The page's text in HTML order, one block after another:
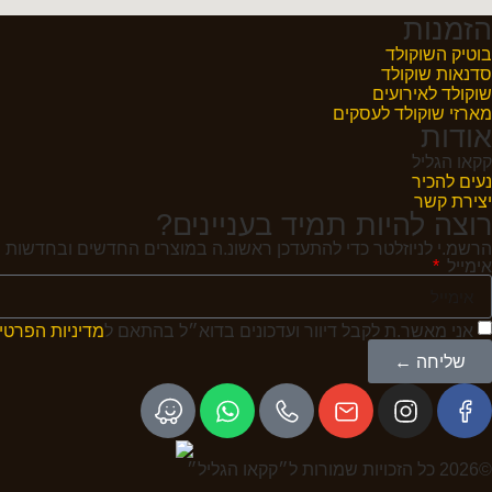
הזמנות
בוטיק השוקולד
סדנאות שוקולד
שוקולד לאירועים
מארזי שוקולד לעסקים
אודות
קקאו הגליל
נעים להכיר
יצירת קשר
רוצה להיות תמיד בעניינים?
הרשמ.י לניוזלטר כדי להתעדכן ראשונ.ה במוצרים החדשים ובחדשות
אימייל
אני מאשר.ת לקבל דיוור ועדכונים בדוא״ל בהתאם למדיניות
שליחה ←
©2026 כל הזכויות שמורות ל״קקאו הגליל״